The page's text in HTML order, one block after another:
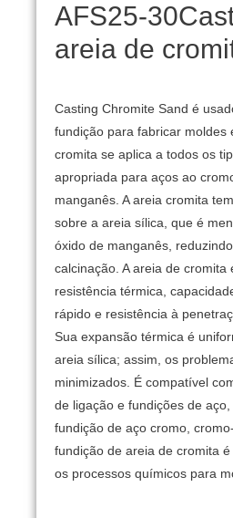
AFS25-
areia de
Casting Chromite Sand é
fundição para fabricar moldes
cromita se aplica a todos os
apropriada para aços ao
manganês. A areia cromita
sobre a areia sílica, que é
óxido de manganês,
calcinação. A areia de cromita
resistência térmica,
rápido e resistência à
Sua expansão térmica é
areia sílica; assim, os
minimizados. É compatível
de ligação e fundições de
fundição de aço cromo,
fundição de areia de cromita
os processos químicos para